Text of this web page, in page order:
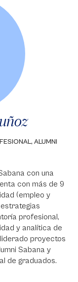
ALUMNI
con una
con más de 9
(empleo y
profesional,
y analítica de
proyectos
Sabana y
de graduados.